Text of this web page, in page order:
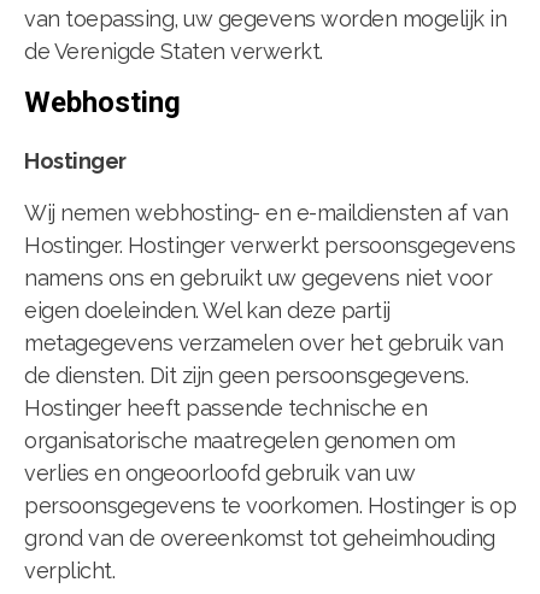
van toepassing, uw gegevens worden mogelijk in
de Verenigde Staten verwerkt.
Webhosting
Hostinger
Wij nemen webhosting- en e-maildiensten af van
Hostinger. Hostinger verwerkt persoonsgegevens
namens ons en gebruikt uw gegevens niet voor
eigen doeleinden. Wel kan deze partij
metagegevens verzamelen over het gebruik van
de diensten. Dit zijn geen persoonsgegevens.
Hostinger heeft passende technische en
organisatorische maatregelen genomen om
verlies en ongeoorloofd gebruik van uw
persoonsgegevens te voorkomen. Hostinger is op
grond van de overeenkomst tot geheimhouding
verplicht.